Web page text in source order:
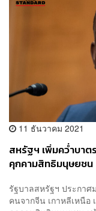
11 ธันวาคม 2021
สหรัฐฯ เพิ่มคว่ำบาต
คุกคามสิทธิมนุษยชน
รัฐบาลสหรัฐฯ ประกา
คนจากจีน เกาหลีเหนือ